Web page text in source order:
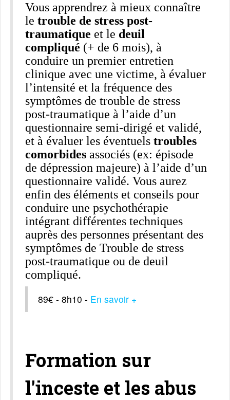
Vous apprendrez à mieux connaître
le trouble de stress post-
traumatique et le deuil
compliqué (+ de 6 mois), à
conduire un premier entretien
clinique avec une victime, à évaluer
l’intensité et la fréquence des
symptômes de trouble de stress
post-traumatique à l’aide d’un
questionnaire semi-dirigé et validé,
et à évaluer les éventuels troubles
comorbides associés (ex: épisode
de dépression majeure) à l’aide d’un
questionnaire validé. Vous aurez
enfin des éléments et conseils pour
conduire une psychothérapie
intégrant différentes techniques
auprès des personnes présentant des
symptômes de Trouble de stress
post-traumatique ou de deuil
compliqué.
89€ - 8h10 - En savoir +
Formation sur
l'inceste et les abus